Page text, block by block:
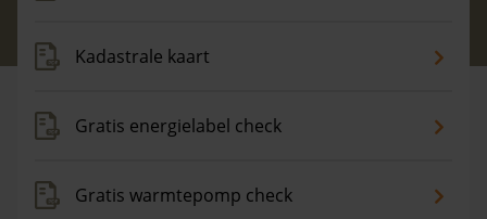
Kadastrale kaart
Gratis energielabel check
Gratis warmtepomp check